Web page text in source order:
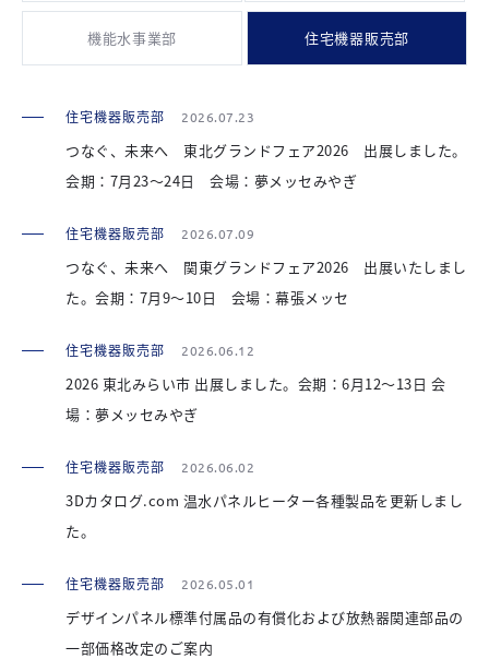
機能水事業部 住宅機器販売部
住宅機器販売部 2026.07.23
つなぐ、未来へ 東北グランドフェア2026 出展しました。
会期：7月23～24日 会場：夢メッセみやぎ
住宅機器販売部 2026.07.09
つなぐ、未来へ 関東グランドフェア2026 出展いたしまし
た。会期：7月9～10日 会場：幕張メッセ
住宅機器販売部 2026.06.12
2026 東北みらい市 出展しました。会期：6月12～13日 会
場：夢メッセみやぎ
住宅機器販売部 2026.06.02
3Dカタログ.com 温水パネルヒーター各種製品を更新しまし
た。
住宅機器販売部 2026.05.01
デザインパネル標準付属品の有償化および放熱器関連部品の
一部価格改定のご案内